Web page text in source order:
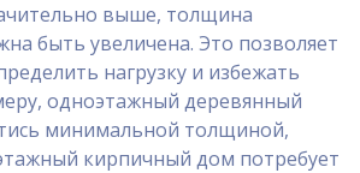
выше, толщина
быть увеличена. Это позволяет
нагрузку и избежать
одноэтажный деревянный
минимальной толщиной,
кирпичный дом потребует